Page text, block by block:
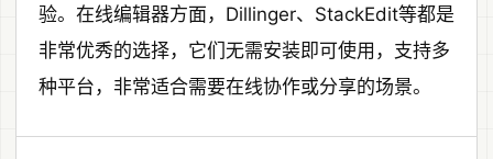
验。在线编辑器方面，Dillinger、StackEdit等都是
非常优秀的选择，它们无需安装即可使用，支持多
种平台，非常适合需要在线协作或分享的场景。